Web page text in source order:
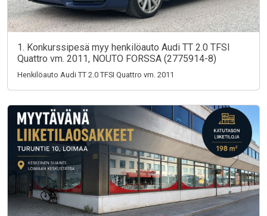
1. Konkurssipesä myy henkilöauto Audi TT 2.0 TFSI
Quattro vm. 2011, NOUTO FORSSA (2775914-8)
Henkilöauto Audi TT 2.0 TFSI Quattro vm. 2011